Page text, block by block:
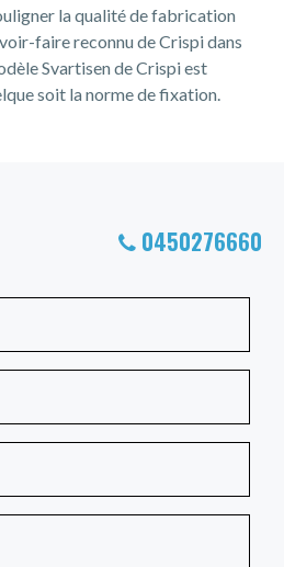
la qualité de fabrication
faire reconnu de Crispi dans
Svartisen de Crispi est
soit la norme de fixation.
0450276660